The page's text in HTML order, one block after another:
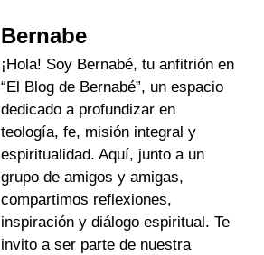
Bernabe
¡Hola! Soy Bernabé, tu anfitrión en
“El Blog de Bernabé”, un espacio
dedicado a profundizar en
teología, fe, misión integral y
espiritualidad. Aquí, junto a un
grupo de amigos y amigas,
compartimos reflexiones,
inspiración y diálogo espiritual. Te
invito a ser parte de nuestra